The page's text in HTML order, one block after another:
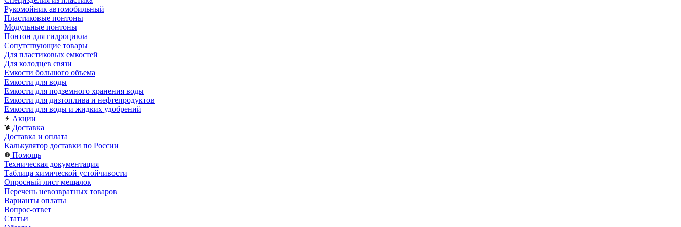
Рукомойник автомобильный
Пластиковые понтоны
Модульные понтоны
Понтон для гидроцикла
Сопутствующие товары
Для пластиковых емкостей
Для колодцев связи
Емкости большого объема
Емкости для воды
Емкости для подземного хранения воды
Емкости для дизтоплива и нефтепродуктов
Емкости для воды и жидких удобрений
Акции
Доставка
Доставка и оплата
Калькулятор доставки по России
Помощь
Техническая документация
Таблица химической устойчивости
Опросный лист мешалок
Перечень невозвратных товаров
Варианты оплаты
Вопрос-ответ
Статьи